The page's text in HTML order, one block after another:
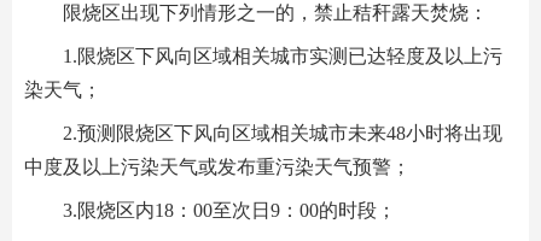
限烧区出现下列情形之一的，禁止秸秆露天焚烧：
1.限烧区下风向区域相关城市实测已达轻度及以上污
染天气；
2.预测限烧区下风向区域相关城市未来48小时将出现
中度及以上污染天气或发布重污染天气预警；
3.限烧区内18：00至次日9：00的时段；